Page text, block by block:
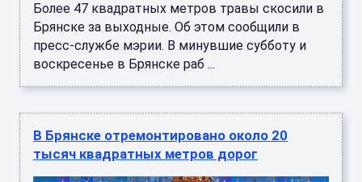
Более 47 квадратных метров травы скосили в
Брянске за выходные. Об этом сообщили в
пресс-службе мэрии. В минувшие субботу и
воскресенье в Брянске раб ...
В Брянске отремонтировано около 20
тысяч квадратных метров дорог